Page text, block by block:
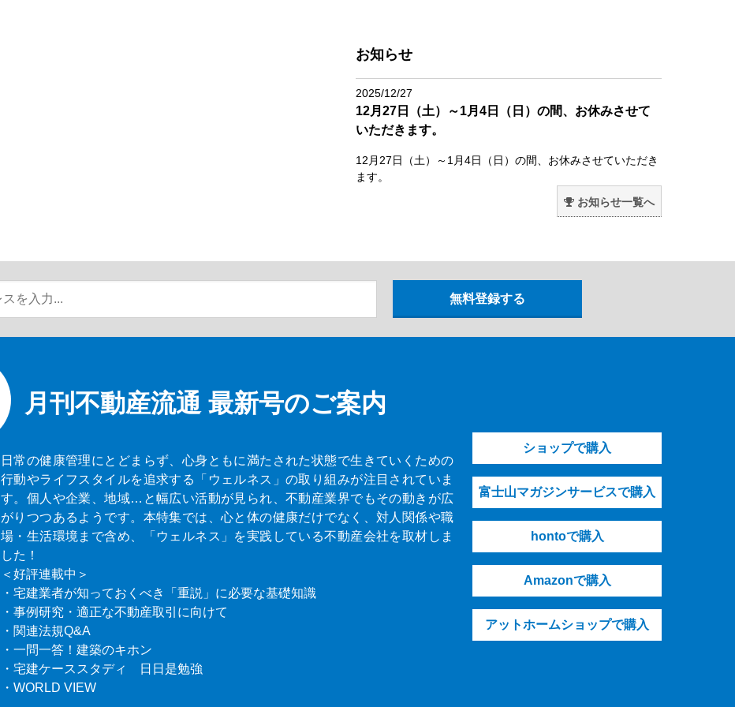
お知らせ
2025/12/27
12月27日（土）～1月4日（日）の間、お休みさせて
いただきます。
12月27日（土）～1月4日（日）の間、お休みさせていただき
ます。
お知らせ一覧へ
月刊不動産流通 最新号のご案内
日常の健康管理にとどまらず、心身ともに満たされた状態で生きていくための
行動やライフスタイルを追求する「ウェルネス」の取り組みが注目されていま
す。個人や企業、地域…と幅広い活動が見られ、不動産業界でもその動きが広
がりつつあるようです。本特集では、心と体の健康だけでなく、対人関係や職
場・生活環境まで含め、「ウェルネス」を実践している不動産会社を取材しま
した！
＜好評連載中＞
・宅建業者が知っておくべき「重説」に必要な基礎知識
・事例研究・適正な不動産取引に向けて
・関連法規Q&A
・一問一答！建築のキホン
・宅建ケーススタディ 日日是勉強
・WORLD VIEW
ショップで購入
富士山マガジンサービスで購入
hontoで購入
Amazonで購入
アットホームショップで購入